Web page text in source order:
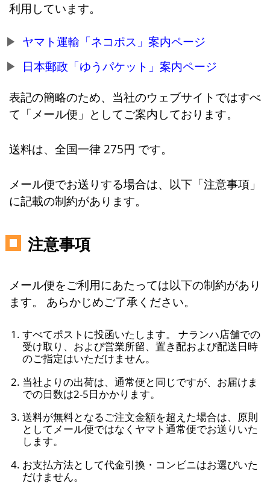
利用しています。
ヤマト運輸「ネコポス」案内ページ
日本郵政「ゆうパケット」案内ページ
表記の簡略のため、当社のウェブサイトではすべ
て「メール便」としてご案内しております。
送料は、全国一律 275円 です。
メール便でお送りする場合は、以下「注意事項」
に記載の制約があります。
注意事項
メール便をご利用にあたっては以下の制約があり
ます。 あらかじめご了承ください。
すべてポストに投函いたします。 ナランハ店舗での
受け取り、および営業所留、置き配および配送日時
のご指定はいただけません。
当社よりの出荷は、通常便と同じですが、お届けま
での日数は2-5日かかります。
送料が無料となるご注文金額を超えた場合は、原則
としてメール便ではなくヤマト通常便でお送りいた
します。
お支払方法として代金引換・コンビニはお選びいた
だけません。